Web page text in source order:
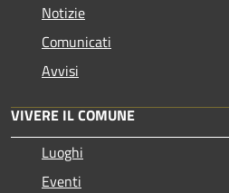
Notizie
Comunicati
Avvisi
VIVERE IL COMUNE
Luoghi
Eventi